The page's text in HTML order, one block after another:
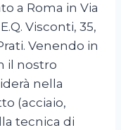
a Roma in Via
Visconti, 35,
Venendo in
il nostro
nella
(acciaio,
tecnica di